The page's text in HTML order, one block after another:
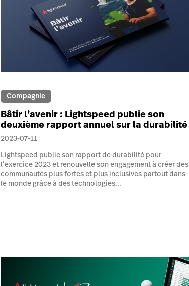
Compagnie
Bâtir l’avenir : Lightspeed publie son
deuxième rapport annuel sur la durabilité
2023-07-11
Lightspeed publie son rapport de durabilité pour
l’exercice 2023 et renouvelle son engagement à créer des
communautés plus fortes et plus inclusives partout dans
le monde grâce à des technologies...